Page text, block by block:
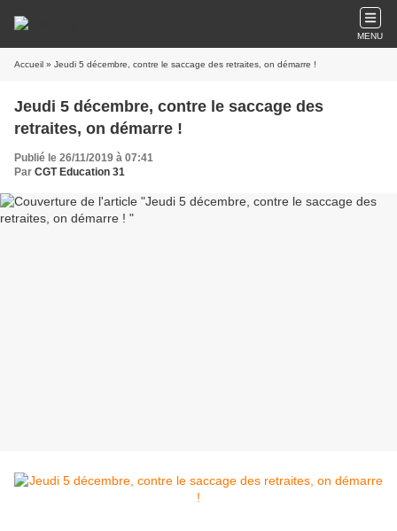
MENU
Accueil » Jeudi 5 décembre, contre le saccage des retraites, on démarre !
Jeudi 5 décembre, contre le saccage des
retraites, on démarre !
Publié le 26/11/2019 à 07:41
Par CGT Education 31